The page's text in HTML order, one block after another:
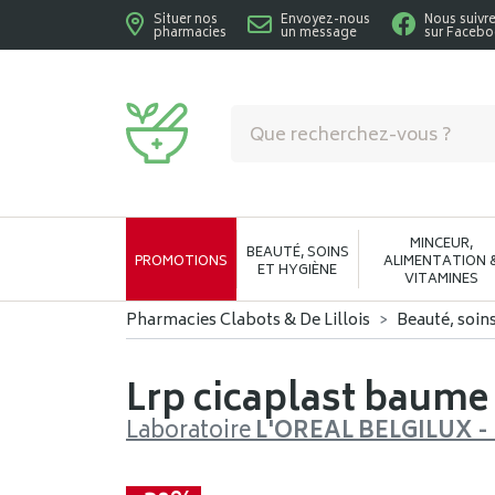
Situer nos
pharmacies
Envoyez-nous
un message
Nous suivre
sur
PROMOTIONS BEAUTÉ, SOINS
ET HYGIÈNE
MINCEUR,
ALIMENTATION
VITAMINES
Pharmacies Clabots & De Lillois Beauté,
Lrp cicaplast
LaboratoireL'OREAL BELGILUX